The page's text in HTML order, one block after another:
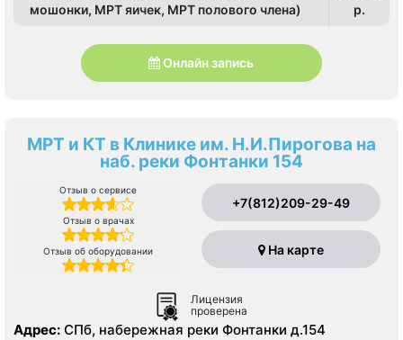
мошонки, МРТ яичек, МРТ полового члена)
p.
Онлайн запись
МРТ и КТ в Клинике им. Н.И.Пирогова на
наб. реки Фонтанки 154
Отзыв о сервисе
Отзыв о врачах
Отзыв об оборудовании
+7(812)209-29-49
На карте
Лицензия
проверена
Адрес: СПб, набережная реки Фонтанки д.154